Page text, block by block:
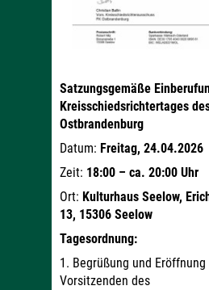
Satzungsgemäße
Kreisschiedsrichtertages
Ostbrandenburg
Datum: Freitag, 24.04.2026
Zeit: 18:00 – ca. 20:00 Uhr
Ort: Kulturhaus Seelow,
13, 15306 Seelow
Tagesordnung:
1. Begrüßung und Eröffnung
Vorsitzenden des